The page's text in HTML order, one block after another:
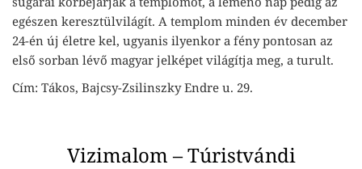
egészen keresztülvilágít. A templom minden év december
24-én új életre kel, ugyanis ilyenkor a fény pontosan az
első sorban lévő magyar jelképet világítja meg, a turult.
Cím: Tákos, Bajcsy-Zsilinszky Endre u. 29.
Vizimalom – Túristvándi